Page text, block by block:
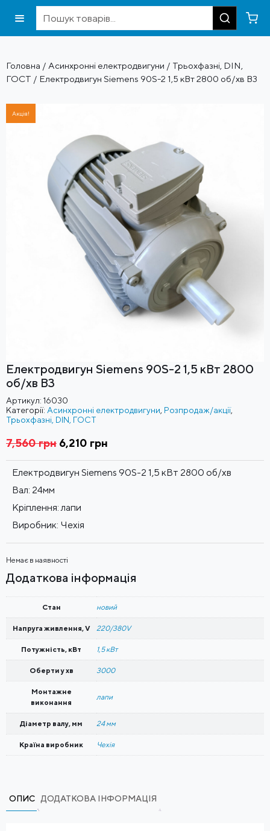
Головна / Асинхронні електродвигуни / Трьохфазні, DIN,
ГОСТ / Електродвигун Siemens 90S-2 1,5 кВт 2800 об/хв B3
Акція!
Електродвигун Siemens 90S-2 1,5 кВт 2800
об/хв B3
Артикул: 16030
Категорії: Асинхронні електродвигуни Розпродаж/акції,
Трьохфазні, DIN, ГОСТ
7,560грн Оригінальна
7,560 грн
6,210 грн
6,210 грн
Електродвигун Siemens 90S-2 1,5 кВт 2800 об/хв
Вал: 24мм
Кріплення: лапи
Виробник: Чехія
Немає в наявності
Додаткова інформація
Стан новий
Напруга живлення, V 220/380V
Потужність, кВт 1,5 кВт
Оберти у хв 3000
Монтажне
виконання
лапи
Діаметр валу, мм 24 мм
Країна виробник Чехія
ОПИС ДОДАТКОВА ІНФОРМАЦІЯ